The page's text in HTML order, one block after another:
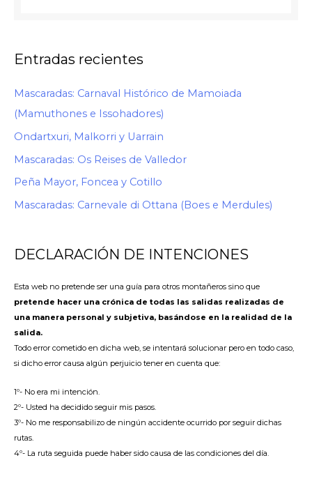
Entradas recientes
Mascaradas: Carnaval Histórico de Mamoiada
(Mamuthones e Issohadores)
Ondartxuri, Malkorri y Uarrain
Mascaradas: Os Reises de Valledor
Peña Mayor, Foncea y Cotillo
Mascaradas: Carnevale di Ottana (Boes e Merdules)
DECLARACIÓN DE INTENCIONES
Esta web no pretende ser una guía para otros montañeros sino que
pretende hacer una crónica de todas las salidas realizadas de
una manera personal y subjetiva, basándose en la realidad de la
salida.
Todo error cometido en dicha web, se intentará solucionar pero en todo caso,
si dicho error causa algún perjuicio tener en cuenta que:
1º- No era mi intención.
2º- Usted ha decidido seguir mis pasos.
3º- No me responsabilizo de ningún accidente ocurrido por seguir dichas
rutas.
4º- La ruta seguida puede haber sido causa de las condiciones del día.